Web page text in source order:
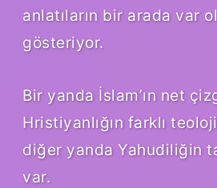
anlatıların bir arada var
gösteriyor.
Bir yanda İslam’ın net
Hristiyanlığın farklı
diğer yanda Yahudiliğin
var.